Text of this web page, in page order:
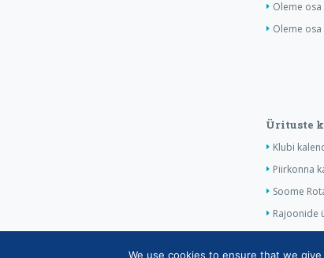
Oleme
Oleme
Ürituste
Klubi
Piirkonna
Soome
Rajoonide
We use cookies to ensure that we